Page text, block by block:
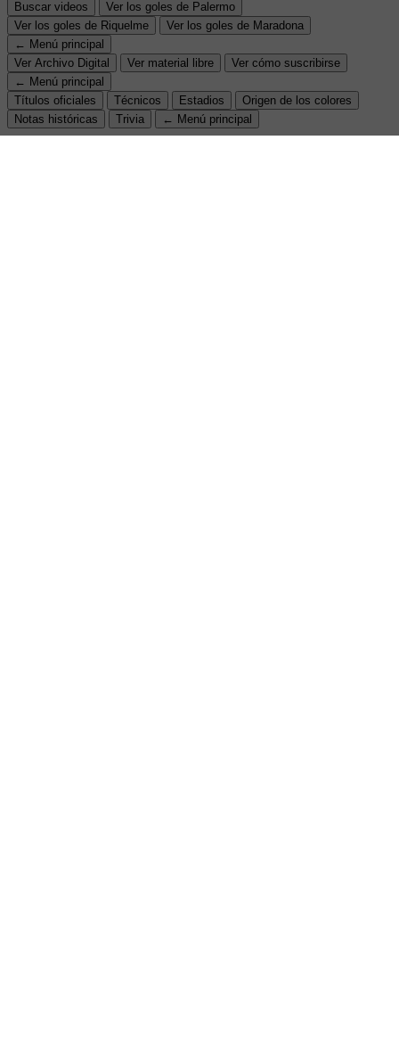
Buscar videos
Ver los goles de Palermo
Ver los goles de Riquelme
Ver los goles de Maradona
← Menú principal
Ver Archivo Digital
Ver material libre
Ver cómo suscribirse
← Menú principal
Títulos oficiales
Técnicos Estadios
Origen de los colores
Notas históricas
Trivia ← Menú principal